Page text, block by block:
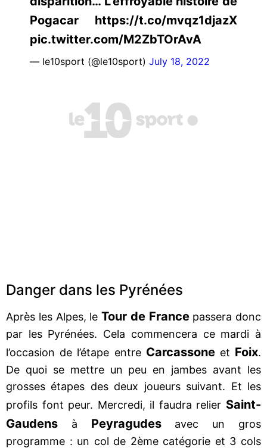
Pogacar https://t.co/mvqz1djazX
pic.twitter.com/M2ZbTOrAvA
— le10sport (@le10sport) July 18, 2022
Danger dans les Pyrénées
Après les Alpes, le Tour de Francepassera donc
par les Pyrénées. Cela commencera ce mardi à
l’occasion de l’étape entre Carcassoneet Foix.
De quoi se mettre un peu en jambes avant les
grosses étapes des deux joueurs suivant. Et les
profils font peur. Mercredi, il faudra relier Saint-
Gaudens à Peyragudesavec un gros
programme : un col de 2ème catégorie et 3 cols